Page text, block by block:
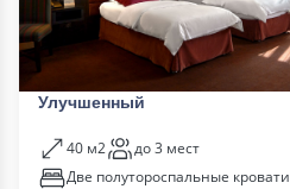
Улучшенный
40 м2
до 3 мест
Две полутороспальные кровати